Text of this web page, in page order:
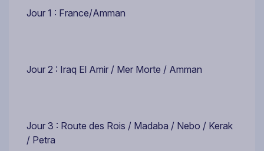
Jour 1 : France/Amman
Jour 2 : Iraq El Amir / Mer Morte / Amman
Jour 3 : Route des Rois / Madaba / Nebo / Kerak
/ Petra